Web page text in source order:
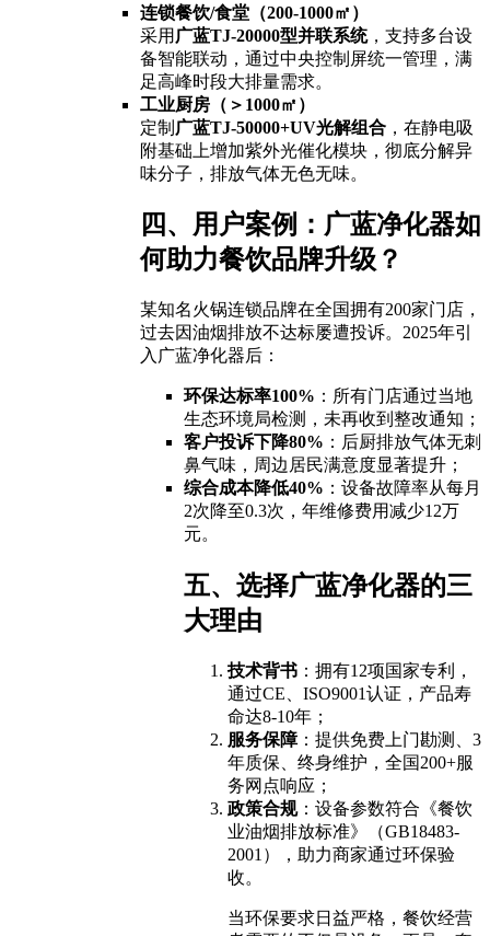
连锁餐饮/食堂（200-1000㎡）
采用 广蓝TJ-20000型并联系统，支持多台设
备智能联动，通过中央控制屏统一管理，满
足高峰时段大排量需求。
工业厨房（＞1000㎡）
定制 广蓝TJ-50000+UV光解组合 ，在静电吸
附基础上增加紫外光催化模块，彻底分解异
味分子，排放气体无色无味。
四、用户案例：广蓝净化器如
何助力餐饮品牌升级？
某知名火锅连锁品牌在全国拥有200家门店，
过去因油烟排放不达标屡遭投诉。2025年引
入广蓝净化器后：
环保达标率100% ：所有门店通过当地
生态环境局检测，未再收到整改通知；
客户投诉下降80% ：后厨排放气体无刺
鼻气味，周边居民满意度显著提升；
综合成本降低40% ：设备故障率从每月
2次降至0.3次，年维修费用减少12万
元。
五、选择广蓝净化器的三
大理由
技术背书 ：拥有12项国家专利，
通过CE、ISO9001认证，产品寿
命达8-10年；
服务保障：提供免费上门勘测、3
年质保、终身维护，全国200+服
务网点响应；
政策合规：设备参数符合《餐饮
业油烟排放标准》（GB18483-
2001），助力商家通过环保验
收。
当环保要求日益严格，餐饮经营